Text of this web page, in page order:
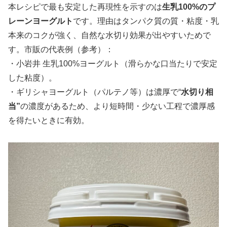
本レシピで最も安定した再現性を示すのは生乳100%のプ
レーンヨーグルト です。理由はタンパク質の質・粘度・乳
本来のコクが強く、自然な水切り効果が出やすいためで
す。市販の代表例（参考）：
・小岩井 生乳100%ヨーグルト（滑らかな口当たりで安定
した粘度）。
・ギリシャヨーグルト（パルテノ等）は濃厚で“水切り相
当”の濃度があるため、より短時間・少ない工程で濃厚感
を得たいときに有効。